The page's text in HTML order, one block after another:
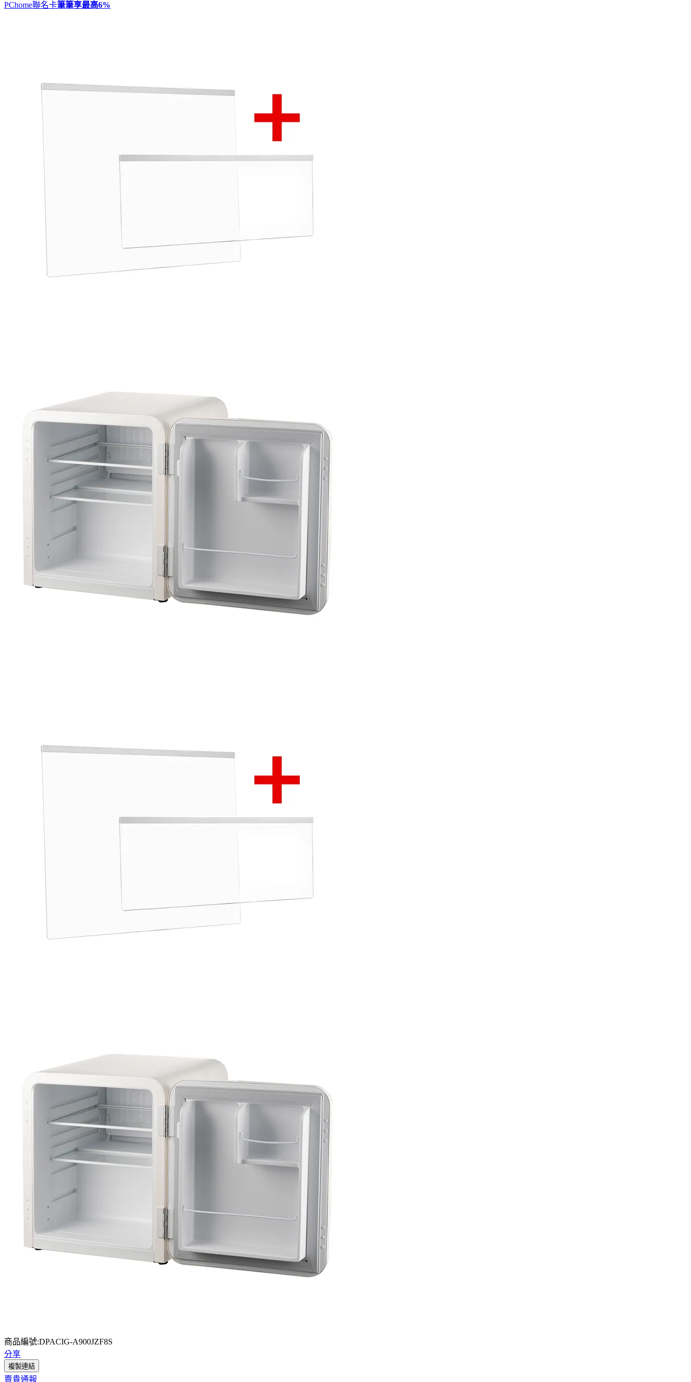
PChome聯名卡筆筆享最高6%
商品編號:DPACIG-A900JZF8S
分享
複製連結
賣貴通報